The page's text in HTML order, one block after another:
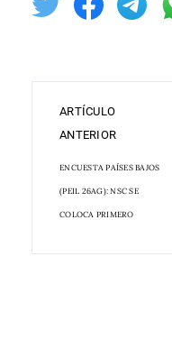
ARTÍCULO
ANTERIOR
ENCUESTA PAÍSES BAJOS
(PEIL 26AG): NSC SE
COLOCA PRIMERO